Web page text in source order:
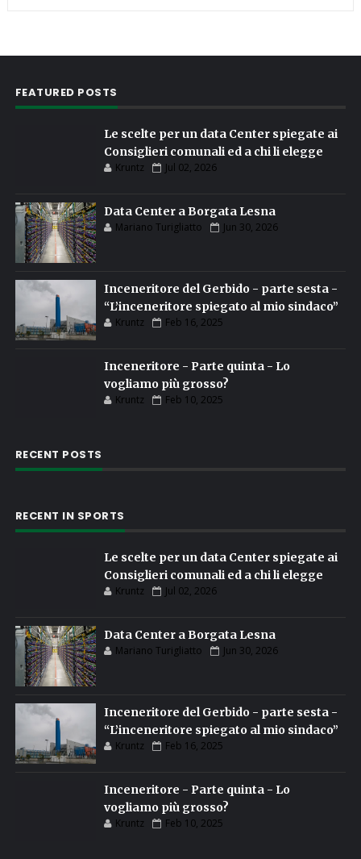
FEATURED POSTS
Le scelte per un data Center spiegate ai
Consiglieri comunali ed a chi li elegge
Kruntz Jul 02, 2026
Data Center a Borgata Lesna
Mariano Turigliatto Jun 30, 2026
Inceneritore del Gerbido - parte sesta -
“L’inceneritore spiegato al mio sindaco”
Kruntz Feb 16, 2025
Inceneritore - Parte quinta - Lo
vogliamo più grosso?
Kruntz Feb 10, 2025
RECENT POSTS
RECENT IN SPORTS
Le scelte per un data Center spiegate ai
Consiglieri comunali ed a chi li elegge
Kruntz Jul 02, 2026
Data Center a Borgata Lesna
Mariano Turigliatto Jun 30, 2026
Inceneritore del Gerbido - parte sesta -
“L’inceneritore spiegato al mio sindaco”
Kruntz Feb 16, 2025
Inceneritore - Parte quinta - Lo
vogliamo più grosso?
Kruntz Feb 10, 2025